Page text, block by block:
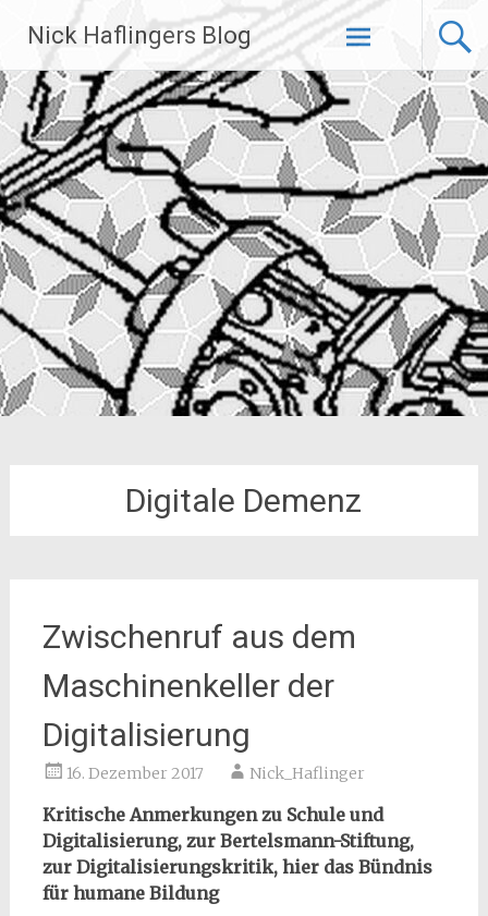
Inhalt
springen
Nick Haflingers Blog
Digitale Demenz
Zwischenruf aus dem
Maschinenkeller der
Digitalisierung
16. Dezember 2017 Nick_Haflinger
Kritische Anmerkungen zu Schule und
Digitalisierung, zur Bertelsmann-Stiftung,
zur Digitalisierungskritik, hier das Bündnis
für humane Bildung